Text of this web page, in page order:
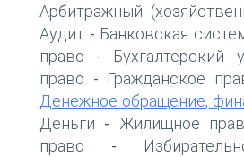
Арбитражный
Аудит - Банковская
право - Бухгалтерский
право - Гражданское
Денежное обращение,
Деньги - Жилищное
право -